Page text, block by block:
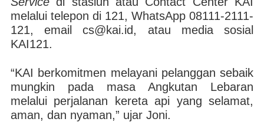
melalui telepon di 121, WhatsApp 08111-2111-
121, email cs@kai.id, atau media sosial
KAI121.
“KAI berkomitmen melayani pelanggan sebaik
mungkin pada masa Angkutan Lebaran
melalui perjalanan kereta api yang selamat,
aman, dan nyaman,” ujar Joni.